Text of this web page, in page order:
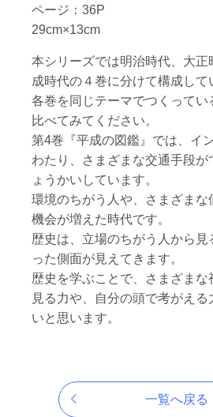
ページ：36P
29cm×13cm
本シリーズでは明治時代、大正
成時代の４巻に分けて構成して
各巻を同じテーマでつくってい
比べてみてください。
第4巻『平成の図鑑』では、イ
わたり、さまざまな交通手段が
ょうかいしています。
環境のちがう人や、さまざまな
機会が増えた時代です。
歴史は、立場のちがう人から
った側面が見えてきます。
歴史を学ぶことで、さまざまな
見る力や、自分の頭で考がえる
いと思います。
一覧へ戻る